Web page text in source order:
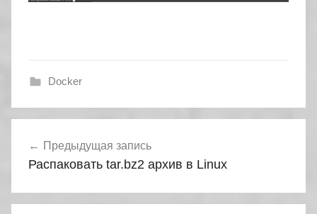
Docker
по
Предыдущая запись
Распаковать tar.bz2 архив в Linux